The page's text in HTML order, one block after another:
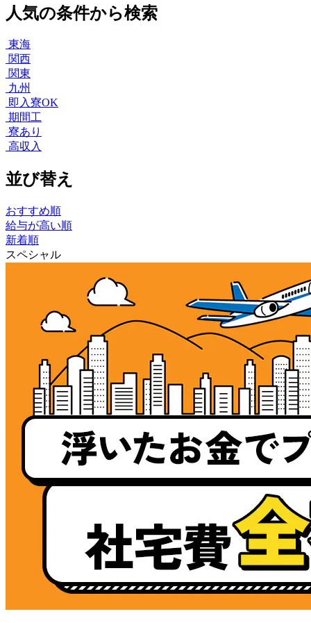
人気の条件から検索
東海
関西
関東
九州
即入寮OK
期間工
寮あり
高収入
並び替え
おすすめ順
給与が高い順
新着順
スペシャル